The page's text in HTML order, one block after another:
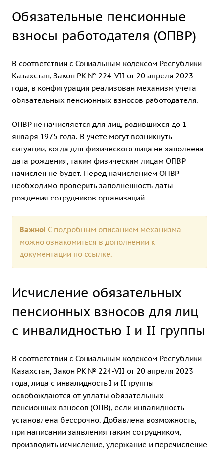
Обязательные пенсионные
взносы работодателя (ОПВР)
В соответствии с Социальным кодексом Республики
Казахстан, Закон РК № 224-VII от 20 апреля 2023
года, в конфигурации реализован механизм учета
обязательных пенсионных взносов работодателя.
ОПВР не начисляется для лиц, родившихся до 1
января 1975 года. В учете могут возникнуть
ситуации, когда для физического лица не заполнена
дата рождения, таким физическим лицам ОПВР
начислен не будет. Перед начислением ОПВР
необходимо проверить заполненность даты
рождения сотрудников организаций.
Важно! С подробным описанием механизма
можно ознакомиться в дополнении к
документации по ссылке.
Исчисление обязательных
пенсионных взносов для лиц
с инвалидностью I и II группы
В соответствии с Социальным кодексом Республики
Казахстан, Закон РК № 224-VII от 20 апреля 2023
года, лица с инвалидность I и II группы
освобождаются от уплаты обязательных
пенсионных взносов (ОПВ), если инвалидность
установлена бессрочно. Добавлена возможность,
при написании заявления таким сотрудником,
производить исчисление, удержание и перечисление